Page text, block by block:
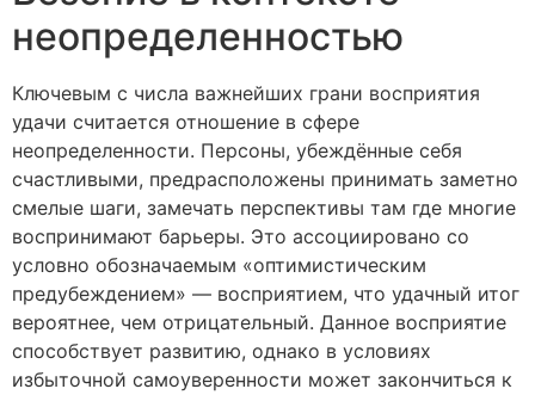
неопределенностью
Ключевым с числа важнейших грани восприятия
удачи считается отношение в сфере
неопределенности. Персоны, убеждённые себя
счастливыми, предрасположены принимать заметно
смелые шаги, замечать перспективы там где многие
воспринимают барьеры. Это ассоциировано со
условно обозначаемым «оптимистическим
предубеждением» — восприятием, что удачный итог
вероятнее, чем отрицательный. Данное восприятие
способствует развитию, однако в условиях
избыточной самоуверенности может закончиться к